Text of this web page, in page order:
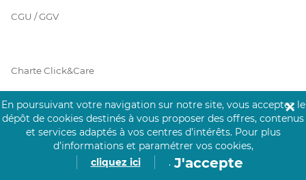
CGU / GGV
Charte Click&Care
Code de Déontologie
En poursuivant votre navigation sur notre site, vous acceptez le
dépôt de cookies destinés à vous proposer des offres, contenus
et services adaptés à vos centres d’intérêts. Pour plus
d’informations et paramétrer vos cookies,
cliquez ici
. J'accepte
✕